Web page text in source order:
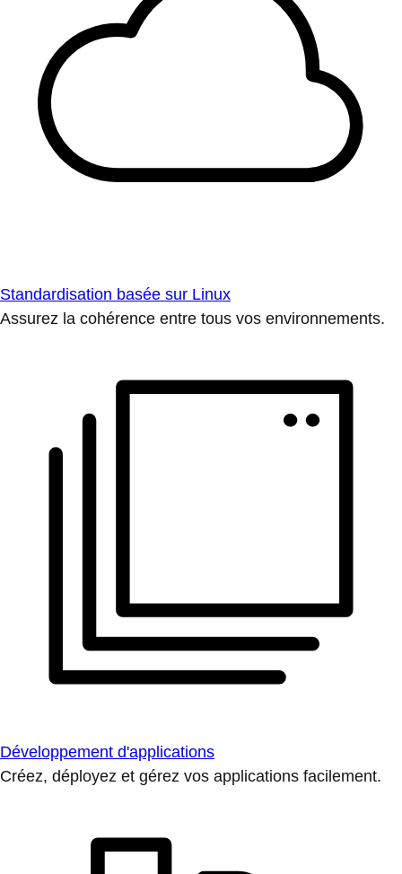
Standardisation basée sur Linux
Assurez la cohérence entre tous vos environnements.
Développement d'applications
Créez, déployez et gérez vos applications facilement.